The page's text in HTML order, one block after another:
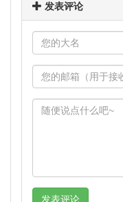
发表评论